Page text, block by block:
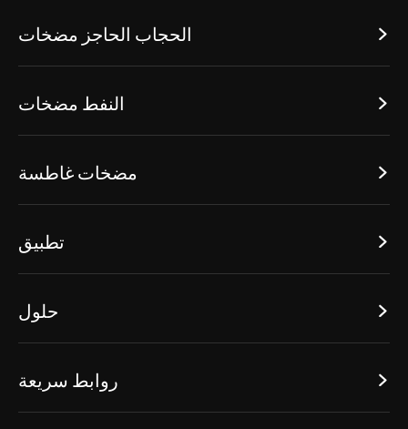
الحجاب الحاجز مضخات 
النفط مضخات 
مضخات غاطسة 
تطبيق 
حلول 
روابط سريعة 